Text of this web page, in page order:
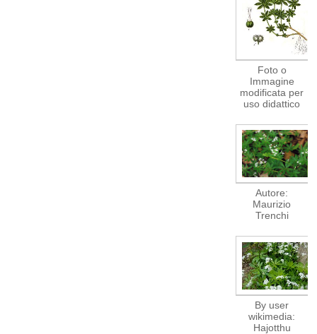
Foto o
Immagine
modificata per
uso didattico
Autore:
Maurizio
Trenchi
By user
wikimedia:
Hajotthu